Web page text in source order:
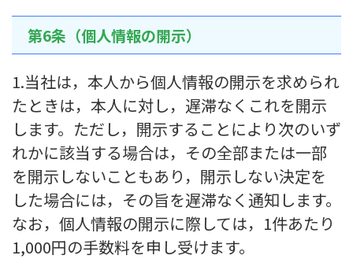
第6条（個人情報の開示）
1.当社は，本人から個人情報の開示を求められ
たときは，本人に対し，遅滞なくこれを開示
します。ただし，開示することにより次のいず
れかに該当する場合は，その全部または一部
を開示しないこともあり，開示しない決定を
した場合には，その旨を遅滞なく通知します。
なお，個人情報の開示に際しては，1件あたり
1,000円の手数料を申し受けます。